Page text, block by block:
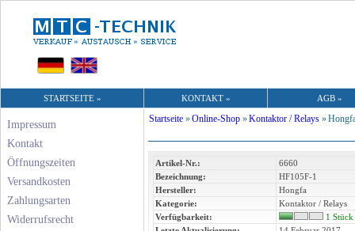
STARTSEITE » KONTAKT » AGB »
Impressum
Kontakt
Öffnungszeiten
Versandkosten
Zahlungsarten
Widerrufsrecht
Startseite »Online-Shop »Kontaktor / Relays »
Artikel-Nr.:
6660
Bezeichnung:
HF105F-1
Hersteller:
Hongfa
Kategorie:
Kontaktor / Relays
Verfügbarkeit:
1